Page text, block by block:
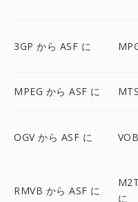
3GP から ASF に
MPEG から ASF に
OGV から ASF に
RMVB から ASF に
に